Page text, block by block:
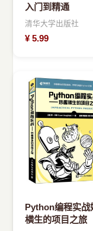
入门到精通
清华大学出版社
¥ 5.99
Python编程实战
横生的项目之旅